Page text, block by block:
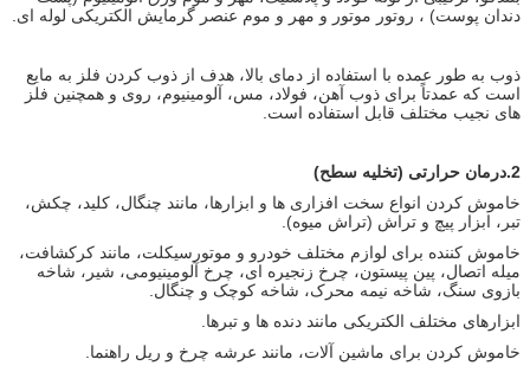
دندان پوست) ، روتور موتور و مهر و موم عنصر گرمایش الکتریکی لوله ای.
ذوب به طور عمده با استفاده از دمای بالا، هدف از ذوب کردن فلز به مایع
است که عمدتاً برای ذوب آهن، فولاد، مس، آلومینیوم، روی و همچنین فلز
های نجیب مختلف قابل استفاده است.
2. درمان حرارتی (تخلیه سطح)
خاموش کردن انواع سخت افزاری ها و ابزارها، مانند چنگال، کلید، چکش،
تبر، ابزار پیچ و تراش (تراش میوه).
خاموش کننده برای لوازم مختلف خودرو و موتورسیکلت، مانند کرکشافت،
میله اتصال، پین پیستون، چرخ زنجیره ای، چرخ آلومینیومی، شیر، شاخه
بازوی سنگ، شاخه نیمه محرک، شاخه کوچک و چنگال.
ابزارهای مختلف الکتریکی مانند دنده ها و تبرها.
خاموش کردن برای ماشین آلات، مانند عرشه چرخ و ریل راهنما.